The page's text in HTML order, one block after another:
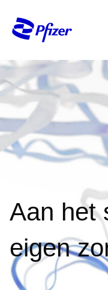
Aan het
eigen